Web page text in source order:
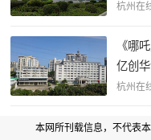
杭州在
《哪
亿创
杭州在
本网所刊载信息，不代表